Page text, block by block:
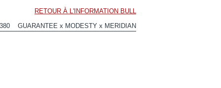
RETOUR À L'INFORMATION BULL
GUARANTEE x MODESTY x MERIDIAN